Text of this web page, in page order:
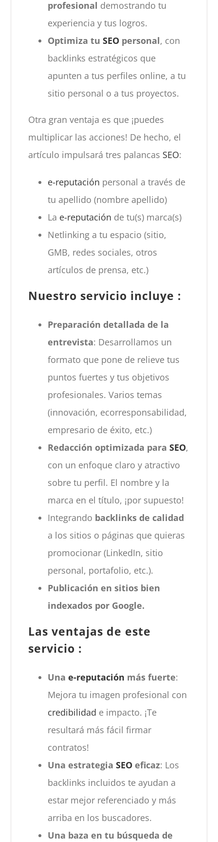
profesional demostrando tu
experiencia y tus logros.
Optimiza tu SEOpersonal, con
backlinks estratégicos que
apunten a tus perfiles online, a tu
sitio personal o a tus proyectos.
Otra gran ventaja es que ¡puedes
multiplicar las acciones! De hecho, el
artículo impulsará tres palancas SEO:
e-reputación personal a través de
tu apellido (nombre apellido)
La e-reputación de tu(s) marca(s)
Netlinking a tu espacio (sitio,
GMB, redes sociales, otros
artículos de prensa, etc.)
Nuestro servicio incluye :
Preparación detallada de la
entrevista: Desarrollamos un
formato que pone de relieve tus
puntos fuertes y tus objetivos
profesionales. Varios temas
(innovación, ecorresponsabilidad,
empresario de éxito, etc.)
Redacción optimizada para SEO,
con un enfoque claro y atractivo
sobre tu perfil. El nombre y la
marca en el título, ¡por supuesto!
Integrando backlinks de calidad
a los sitios o páginas que quieras
promocionar (LinkedIn, sitio
personal, portafolio, etc.).
Publicación en sitios bien
indexados por Google.
Las ventajas de este
servicio :
Una e-reputación más fuerte:
Mejora tu imagen profesional con
credibilidad e impacto. ¡Te
resultará más fácil firmar
contratos!
Una estrategia SEOeficaz: Los
backlinks incluidos te ayudan a
estar mejor referenciado y más
arriba en los buscadores.
Una baza en tu búsqueda de